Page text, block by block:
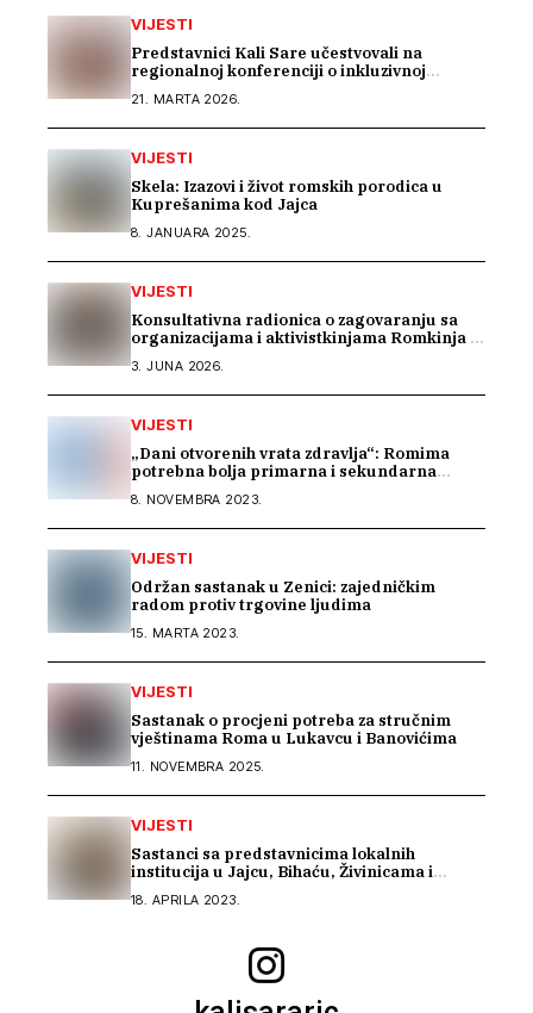
VIJESTI
Predstavnici Kali Sare učestvovali na
regionalnoj konferenciji o inkluzivnoj
21. MARTA 2026.
VIJESTI
Skela: Izazovi i život romskih porodica u
Kuprešanima kod Jajca
8. JANUARA 2025.
VIJESTI
Konsultativna radionica o zagovaranju sa
organizacijama i aktivistkinjama Romkinja i
3. JUNA 2026.
VIJESTI
„Dani otvorenih vrata zdravlja“: Romima
potrebna bolja primarna i sekundarna
8. NOVEMBRA 2023.
VIJESTI
Održan sastanak u Zenici: zajedničkim
radom protiv trgovine ljudima
15. MARTA 2023.
VIJESTI
Sastanak o procjeni potreba za stručnim
vještinama Roma u Lukavcu i Banovićima
11. NOVEMBRA 2025.
VIJESTI
Sastanci sa predstavnicima lokalnih
institucija u Jajcu, Bihaću, Živinicama i
18. APRILA 2023.